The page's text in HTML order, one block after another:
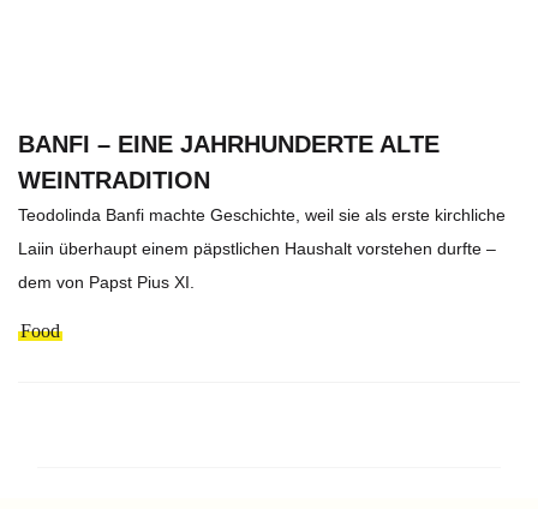
BANFI – EINE JAHRHUNDERTE ALTE
WEINTRADITION
Teodolinda Banfi machte Geschichte, weil sie als erste kirchliche
Laiin überhaupt einem päpstlichen Haushalt vorstehen durfte –
dem von Papst Pius XI.
Food